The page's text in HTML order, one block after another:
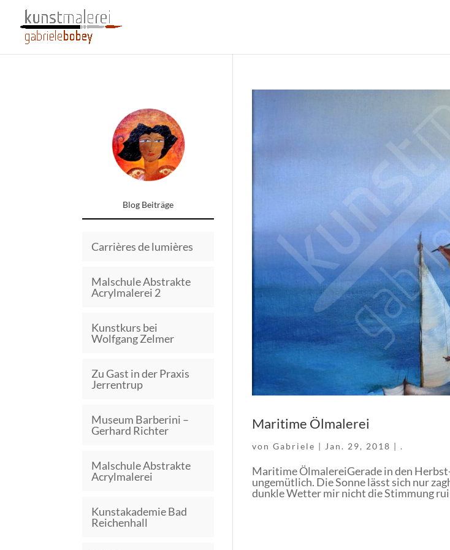
Maritime Ölmalerei
vonGabriele | Jan. 29, 2018 |.
Maritime ÖlmalereiGerade in den
ungemütlich. Die Sonne lässt sich nur
dunkle Wetter mir nicht die Stimmung
Blog Beiträge
Carrières de lumières
Malschule Abstrakte
Acrylmalerei 2
Kunstkurs bei
Wolfgang Zelmer
Zu Gast in der Praxis
Jerrentrup
Museum Barberini –
Gerhard Richter
Malschule Abstrakte
Acrylmalerei
Kunstakademie Bad
Reichenhall